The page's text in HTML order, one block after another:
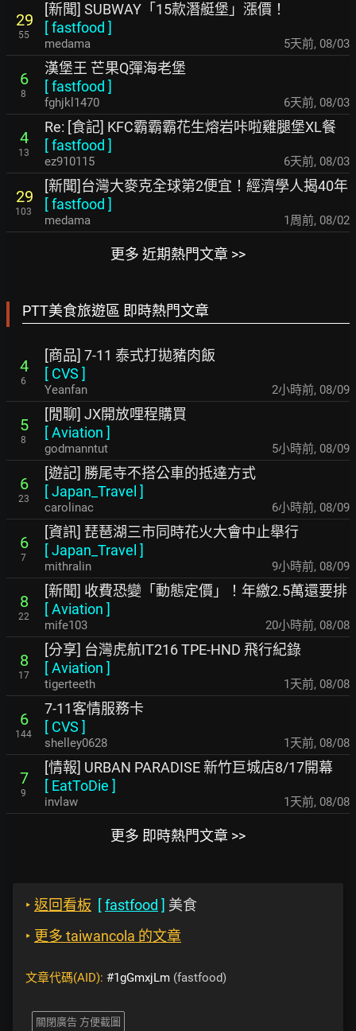
29
55
[新聞] SUBWAY「15款潛艇堡」漲價！
[fastfood ]
medama 5天前, 08/03
6
8
漢堡王 芒果Q彈海老堡
[fastfood ]
fghjkl1470 6天前, 08/03
4
13
Re: [食記] KFC霸霸霸花生熔岩咔啦雞腿堡XL餐
[fastfood ]
ez910115 6天前, 08/03
29
103
[新聞]台灣大麥克全球第2便宜！經濟學人揭40年
[fastfood ]
medama 1周前, 08/02
更多 近期熱門文章 >>
PTT美食旅遊區 即時熱門文章
4
6
[商品] 7-11 泰式打拋豬肉飯
[ CVS ]
Yeanfan 2小時前, 08/09
5
8
[閒聊] JX開放哩程購買
[Aviation ]
godmanntut 5小時前, 08/09
6
23
[遊記] 勝尾寺不搭公車的抵達方式
[Japan_Travel ]
carolinac 6小時前, 08/09
6
7
[資訊] 琵琶湖三市同時花火大會中止舉行
[Japan_Travel ]
mithralin 9小時前, 08/09
8
22
[新聞] 收費恐變「動態定價」！年繳2.5萬還要排
[Aviation ]
mife103 20小時前, 08/08
8
17
[分享] 台灣虎航IT216 TPE-HND 飛行紀錄
[Aviation ]
tigerteeth 1天前, 08/08
6
144
7-11客情服務卡
[ CVS ]
shelley0628 1天前, 08/08
7
9
[情報] URBAN PARADISE 新竹巨城店8/17開幕
[ EatToDie ]
invlaw 1天前, 08/08
更多 即時熱門文章 >>
‣ 返回看板 [fastfood ] 美食
‣ 更多 taiwancola 的文章
文章代碼(AID): #1gGmxjLm (fastfood)
關閉廣告 方便截圖